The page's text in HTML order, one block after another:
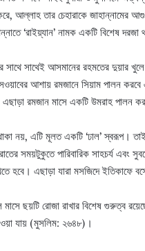
আল্লাহ তার চেহারাকে
‘রাইয়্যান’ নামক একটি বিশেষ
সাথেই আসমানের রহমতের দুয়ার
আশায় রমজানে সিয়াম পালন
রমজান মাসে একটি উমরাহ পালন
নয়, এটি মূলত একটি ‘ঢাল’ স্বরূপ।
সময়টুকুতে পারিবারিক সাহচর্য এবং
হবে। এছাড়া যারা মসজিদে ইতিকাফে
মাসে ছয়টি রোজা রাখার বিশেষ গুরুত্ব
যায় (মুসলিম: ২৬৪৮)।